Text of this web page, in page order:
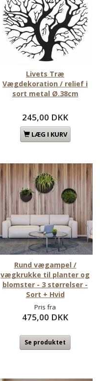
Livets Træ
Vægdekoration / relief i
sort metal Ø.38cm
245,00 DKK
LÆG I KURV
Rund vægampel /
vægkrukke til planter og
blomster - 3 størrelser -
Sort + Hvid
Pris fra
475,00 DKK
Se produktet